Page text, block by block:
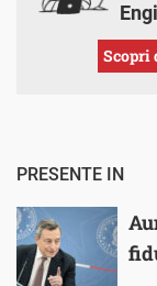
Scopri
PRESENTE IN